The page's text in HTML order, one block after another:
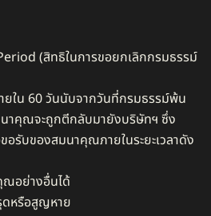
(สิทธิในการขอยกเลิกกรมธรรม์
ใน 60 วันนับจากวันที่กรมธรรม์พ้น
าคุณจะถูกตีกลับมายังบริษัทฯ ซึ่ง
รับของสมนาคุณภายในระยะเวลาดัง
ณอย่างอื่นได้​
หรือสูญหาย